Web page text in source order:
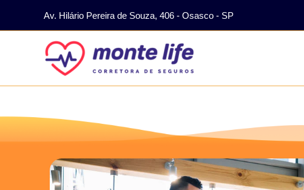
Av. Hilário Pereira de Souza, 406 - Osasco - SP